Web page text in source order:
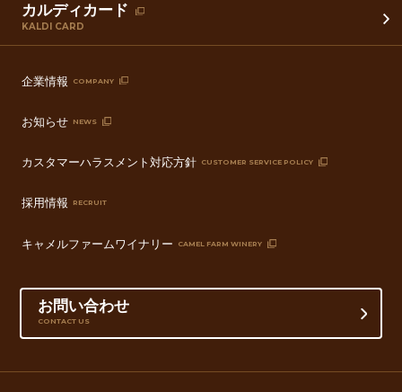
カルディカード
KALDI CARD
企業情報 COMPANY
お知らせ NEWS
カスタマーハラスメント対応方針 CUSTOMER SERVICE POLICY
採用情報 RECRUIT
キャメルファームワイナリー CAMEL FARM WINERY
お問い合わせ
CONTACT US